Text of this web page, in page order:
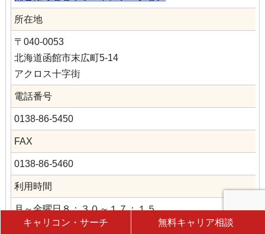
キャリコン・サーチ 無料キャリア相談
所在地
〒040-0053
北海道函館市末広町5-14
アクロス十字街
電話番号
0138-86-5450
FAX
0138-86-5460
利用時間
月～金曜日８：３０～１７：１５
土日祝及び年末年始は閉庁